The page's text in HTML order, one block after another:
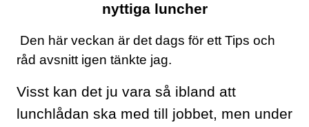
ERBJUDANDEN
LAVENDELGÖMMAN
nyttiga luncher
Den här veckan är det dags för ett Tips och
råd avsnitt igen tänkte jag.
Visst kan det ju vara så ibland att
lunchlådan ska med till jobbet, men under